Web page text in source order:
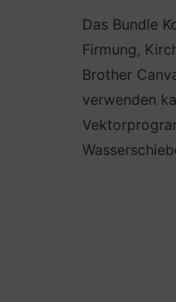
Das Bundle
Firmung,
Brother
verwenden